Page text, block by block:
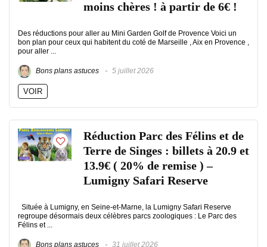
moins chères ! à partir de 6€ !
Des réductions pour aller au Mini Garden Golf de Provence Voici un
bon plan pour ceux qui habitent du coté de Marseille , Aix en Provence ,
pour aller ...
Bons plans astuces 5 juillet 2026
VOIR
Réduction Parc des Félins et de
Terre de Singes : billets à 20.9 et
13.9€ ( 20% de remise ) –
Lumigny Safari Reserve
Située à Lumigny, en Seine-et-Marne, la Lumigny Safari Reserve
regroupe désormais deux célèbres parcs zoologiques : Le Parc des
Félins et ...
Bons plans astuces 31 juillet 2026